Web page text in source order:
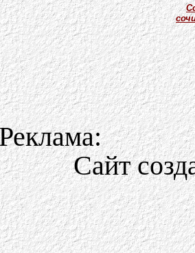
Сайт